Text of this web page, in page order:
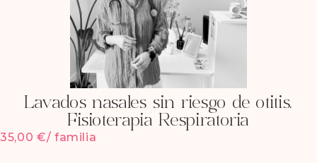
Lavados nasales sin riesgo de otitis.
Fisioterapia Respiratoria
35,00 €/ familia